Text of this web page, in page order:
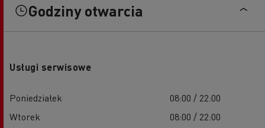
Godziny otwarcia
Usługi serwisowe
Poniedziałek
08:00 / 22:00
Wtorek
08:00 / 22:00